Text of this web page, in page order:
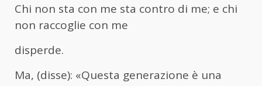
Chi non sta con me sta contro di me; e chi
non raccoglie con me
disperde.
Ma, (disse): «Questa generazione è una